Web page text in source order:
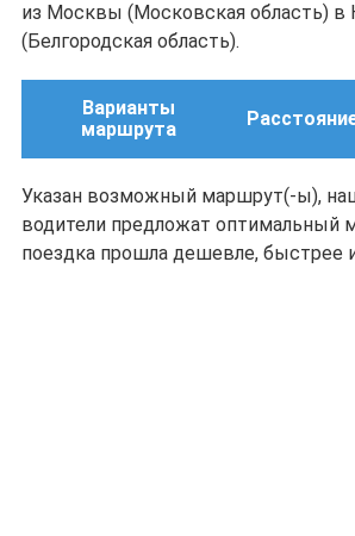
из Москвы (Московская область) в
(Белгородская область).
Варианты
маршрута
Указан возможный маршрут(-ы),
водители предложат оптимальный
поездка прошла дешевле, быстрее